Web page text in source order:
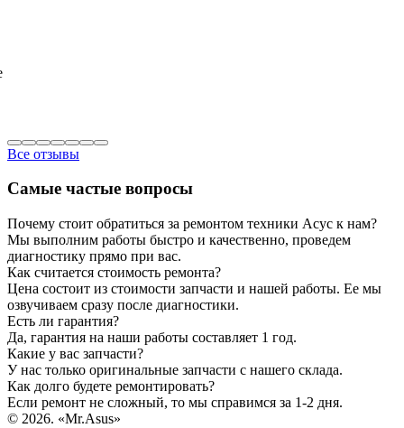
Все отзывы
Самые частые вопросы
Почему стоит обратиться за ремонтом техники Асус к нам?
Мы выполним работы быстро и качественно, проведем
диагностику прямо при вас.
Как считается стоимость ремонта?
Цена состоит из стоимости запчасти и нашей работы. Ее мы
озвучиваем сразу после диагностики.
Есть ли гарантия?
Да, гарантия на наши работы составляет 1 год.
Какие у вас запчасти?
У нас только оригинальные запчасти с нашего склада.
Как долго будете ремонтировать?
Если ремонт не сложный, то мы справимся за 1-2 дня.
© 2026. «Mr.Asus»